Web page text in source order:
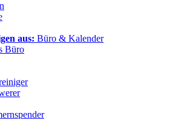
aus: Büro & Kalender
Büro